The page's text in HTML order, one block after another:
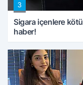
3
Sigara içenlere kötü
haber!